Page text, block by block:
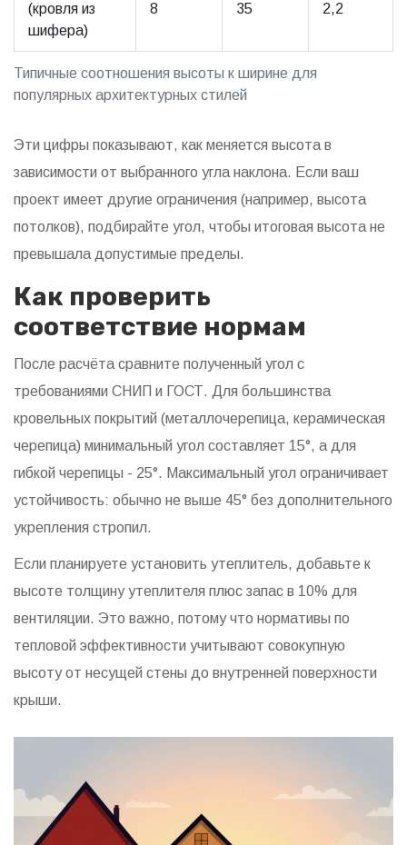
Типичные соотношения высоты к ширине для
популярных архитектурных стилей
(кровля из
шифера)
8 35 2,2
Эти цифры показывают, как меняется высота в
зависимости от выбранного угла наклона. Если ваш
проект имеет другие ограничения (например, высота
потолков), подбирайте угол, чтобы итоговая высота не
превышала допустимые пределы.
Как проверить
соответствие нормам
После расчёта сравните полученный угол с
требованиями СНИП и ГОСТ. Для большинства
кровельных покрытий (металлочерепица, керамическая
черепица) минимальный угол составляет 15°, а для
гибкой черепицы - 25°. Максимальный угол ограничивает
устойчивость: обычно не выше 45° без дополнительного
укрепления стропил.
Если планируете установить утеплитель, добавьте к
высоте толщину утеплителя плюс запас в 10% для
вентиляции. Это важно, потому что нормативы по
тепловой эффективности учитывают совокупную
высоту от несущей стены до внутренней поверхности
крыши.